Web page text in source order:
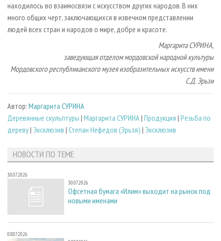
находилось во взаимосвязи с искусством других народов. В них
много общих черт, заключающихся в извечном представлении
людей всех стран и народов о мире, добре и красоте.
Маргарита СУРИНА,
заведующая отделом мордовской народной культуры
Мордовского республиканского музея изобразительных искусств имени
С.Д. Эрьзи
Автор: Маргарита СУРИНА
Деревянные скульптуры | Маргарита СУРИНА | Продукция | Резьба по
дереву| Эксклюзив | Степан Нефедов (Эрьзя) | Эксклюзив
НОВОСТИ ПО ТЕМЕ
30.07.2026
30.07.2026
Офсетная бумага «Илим» выходит на рынок под
новыми именами
08.07.2026